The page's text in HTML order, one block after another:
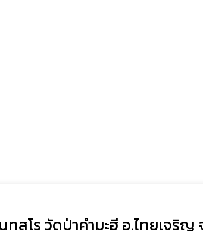
สโร วัดป่าคำมะฮี อ.ไทยเจริญ